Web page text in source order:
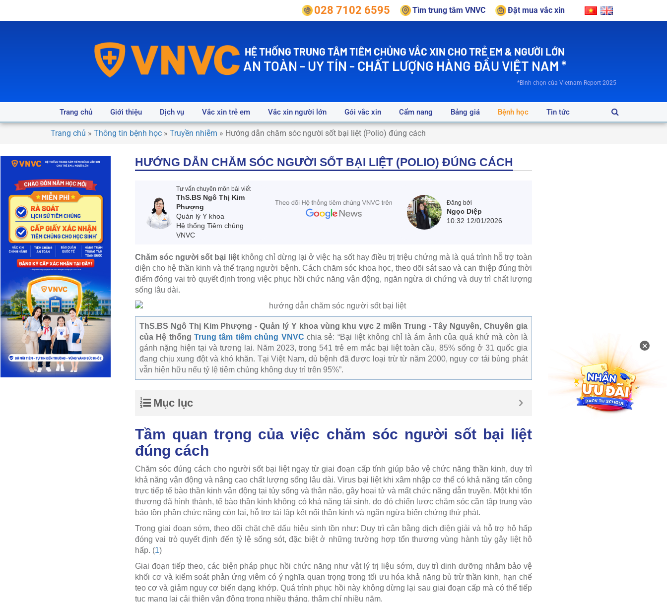
028 7102 6595 Tìm trung tâm VNVC Đặt mua vắc xin
HỆ THỐNG TRUNG TÂM TIÊM CHỦNG VẮC XIN CHO TRẺ EM & NGƯỜI LỚN
AN TOÀN - UY TÍN - CHẤT LƯỢNG HÀNG ĐẦU VIỆT NAM *
*Bình chọn của Vietnam Report 2025
Trang chủ Giới thiệu Dịch vụ Vắc xin trẻ em Vắc xin người lớn Gói vắc xin Cẩm nang Bảng giá Bệnh học Tin tức
Trang chủ » Thông tin bệnh học » Truyền nhiễm » Hướng dẫn chăm sóc người sốt bại liệt (Polio) đúng cách
HƯỚNG DẪN CHĂM SÓC NGƯỜI SỐT BẠI LIỆT (POLIO) ĐÚNG CÁCH
Tư vấn chuyên môn bài viết
ThS.BS Ngô Thị Kim
Phượng
Quản lý Y khoa
Hệ thống Tiêm chủng
VNVC
Đăng bởi
Ngọc Diệp
10:32 12/01/2026
Chăm sóc người sốt bại liệtkhông chỉ dừng lại ở việc hạ sốt hay điều trị triệu chứng mà là quá trình hỗ trợ toàn
diện cho hệ thần kinh và thể trạng người bệnh. Cách chăm sóc khoa học, theo dõi sát sao và can thiệp đúng thời
điểm đóng vai trò quyết định trong việc phục hồi chức năng vận động, ngăn ngừa di chứng và duy trì chất lượng
sống lâu dài.
ThS.BS Ngô Thị Kim Phượng - Quản lý Y khoa vùng khu vực 2 miền Trung - Tây Nguyên, Chuyên gia
của Hệ thốngTrung tâm tiêm chủng VNVC chia sẻ: “Bại liệt không chỉ là ám ảnh của quá khứ mà còn là
gánh nặng hiện tại và tương lai. Năm 2023, trong 541 trẻ em mắc bại liệt toàn cầu, 85% sống ở 31 quốc gia
đang chịu xung đột và khó khăn. Tại Việt Nam, dù bệnh đã được loại trừ từ năm 2000, nguy cơ tái bùng phát
vẫn hiện hữu nếu tỷ lệ tiêm chủng không duy trì trên 95%”.
Mục lục
Tầm quan trọng của việc chăm sóc người sốt bại liệt
đúng cách
Chăm sóc đúng cách cho người sốt bại liệt ngay từ giai đoạn cấp tính giúp bảo vệ chức năng thần kinh, duy trì
khả năng vận động và nâng cao chất lượng sống lâu dài. Virus bại liệt khi xâm nhập cơ thể có khả năng tấn công
trực tiếp tế bào thần kinh vận động tại tủy sống và thân não, gây hoại tử và mất chức năng dẫn truyền. Một khi tổn
thương đã hình thành, tế bào thần kinh không có khả năng tái sinh, do đó chiến lược chăm sóc cần tập trung vào
bảo tồn phần chức năng còn lại, hỗ trợ tái lập kết nối thần kinh và ngăn ngừa biến chứng thứ phát.
Trong giai đoạn sớm, theo dõi chặt chẽ dấu hiệu sinh tồn như: Duy trì cân bằng dịch điện giải và hỗ trợ hô hấp
đóng vai trò quyết định đến tỷ lệ sống sót, đặc biệt ở những trường hợp tổn thương vùng hành tủy gây liệt hô
hấp. (1)
Giai đoạn tiếp theo, các biện pháp phục hồi chức năng như vật lý trị liệu sớm, duy trì dinh dưỡng nhằm bảo vệ
khối cơ và kiểm soát phản ứng viêm có ý nghĩa quan trọng trong tối ưu hóa khả năng bù trừ thần kinh, hạn chế
teo cơ và giảm nguy cơ biến dạng khớp. Quá trình phục hồi này không dừng lại sau giai đoạn cấp mà có thể tiếp
tục mang lại cải thiện vận động trong nhiều tháng, thậm chí nhiều năm.
×